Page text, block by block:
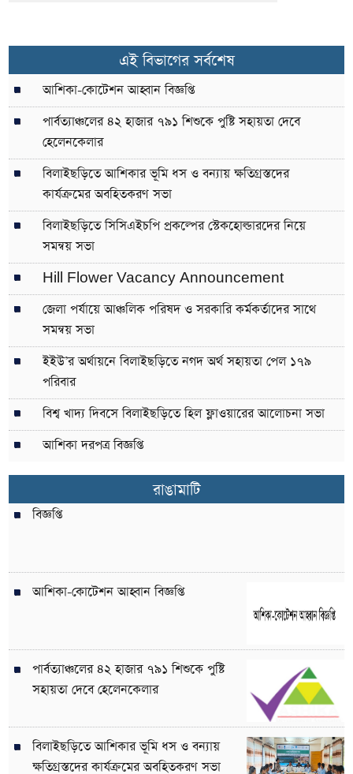
এই বিভাগের সর্বশেষ
আশিকা-কোটেশন আহ্বান বিজ্ঞপ্তি
পার্বত্যাঞ্চলের ৪২ হাজার ৭৯১ শিশুকে পুষ্টি সহায়তা দেবে
হেলেনকেলার
বিলাইছড়িতে আশিকার ভূমি ধস ও বন্যায় ক্ষতিগ্রস্তদের
কার্যক্রমের অবহিতকরণ সভা
বিলাইছড়িতে সিসিএইচপি প্রকল্পের স্টেকহোল্ডারদের নিয়ে
সমন্বয় সভা
Hill Flower Vacancy Announcement
জেলা পর্যায়ে আঞ্চলিক পরিষদ ও সরকারি কর্মকর্তাদের সাথে
সমন্বয় সভা
ইইউ’র অর্থায়নে বিলাইছড়িতে নগদ অর্থ সহায়তা পেল ১৭৯
পরিবার
বিশ্ব খাদ্য দিবসে বিলাইছড়িতে হিল ফ্লাওয়ারের আলোচনা সভা
আশিকা দরপত্র বিজ্ঞপ্তি
রাঙামাটি
বিজ্ঞপ্তি
আশিকা-কোটেশন আহ্বান বিজ্ঞপ্তি
পার্বত্যাঞ্চলের ৪২ হাজার ৭৯১ শিশুকে পুষ্টি
সহায়তা দেবে হেলেনকেলার
বিলাইছড়িতে আশিকার ভূমি ধস ও বন্যায়
ক্ষতিগ্রস্তদের কার্যক্রমের অবহিতকরণ সভা